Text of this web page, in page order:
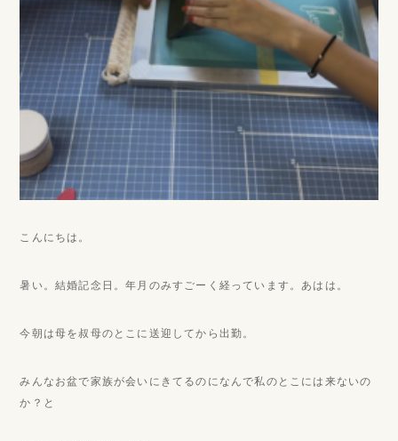
こんにちは。
暑い。結婚記念日。年月のみすごーく経っています。あはは。
今朝は母を叔母のとこに送迎してから出勤。
みんなお盆で家族が会いにきてるのになんで私のとこには来ないの
か？と